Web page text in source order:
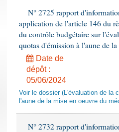
N° 2725 rapport
application de l'article 146 du
du contrôle budgétaire sur
quotas d'émission à l'aune de
Date de
dépôt :
05/06/2024
Voir le dossier (L'évaluation de la
l'aune de la mise en oeuvre du
N° 2732 rapport